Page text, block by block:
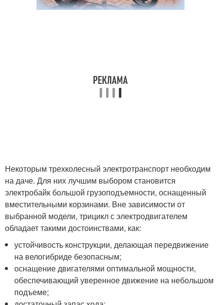
Некоторым трехколесный электротранспорт необходим
на даче. Для них лучшим выбором становится
электробайк большой грузоподъемности, оснащенный
вместительными корзинами. Вне зависимости от
выбранной модели, трицикл с электродвигателем
обладает такими достоинствами, как:
устойчивость конструкции, делающая передвижение
на велогибриде безопасным;
оснащение двигателями оптимальной мощности,
обеспечивающий уверенное движение на небольшом
подъеме;